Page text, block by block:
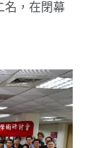
名，在閉幕